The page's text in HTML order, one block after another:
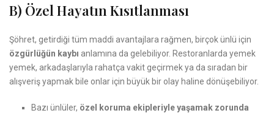
B) Özel Hayatın Kısıtlanması
Şöhret, getirdiği tüm maddi avantajlara rağmen, birçok ünlü için
özgürlüğün kaybı anlamına da gelebiliyor. Restoranlarda yemek
yemek, arkadaşlarıyla rahatça vakit geçirmek ya da sıradan bir
alışveriş yapmak bile onlar için büyük bir olay haline dönüşebiliyor.
Bazı ünlüler, özel koruma ekipleriyle yaşamak zorunda